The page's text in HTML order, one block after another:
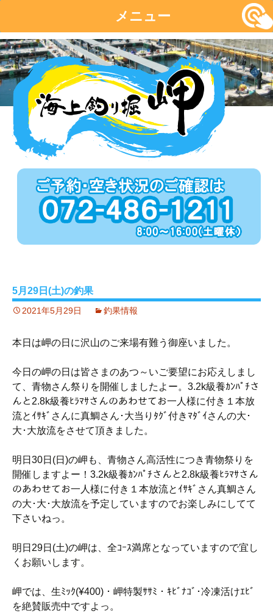
メニュー
コ
ン
テ
ン
5月29日(土)の釣果
2021年5月29日 釣果情報
本日は岬の日に沢山のご来場有難う御座いました。
今日の岬の日は皆さまのあつ～いご要望にお応えしまし
て、青物さん祭りを開催しましたよー。3.2k級養ｶﾝﾊﾟﾁさ
んと2.8k級養ﾋﾗﾏｻさんのあわせてお一人様に付き１本放
流とｲｻｷﾞさんに真鯛さん･大当りﾀｸﾞ付きﾏﾀﾞｲさんの大･
大･大放流をさせて頂きました。
明日30日(日)の岬も、青物さん高活性につき青物祭りを
開催しますよー！3.2k級養ｶﾝﾊﾟﾁさんと2.8k級養ﾋﾗﾏｻさん
のあわせてお一人様に付き１本放流とｲｻｷﾞさん真鯛さん
の大･大･大放流を予定していますのでお楽しみにしてて
下さいねっ。
明日29日(土)の岬は、全ｺｰｽ満席となっていますので宜し
くお願いします。
岬では、生ﾐｯｸ(¥400)・岬特製ｻｻﾐ・ｷﾋﾞﾅｺﾞ･冷凍活けｴﾋﾞ
を絶賛販売中ですよっ。